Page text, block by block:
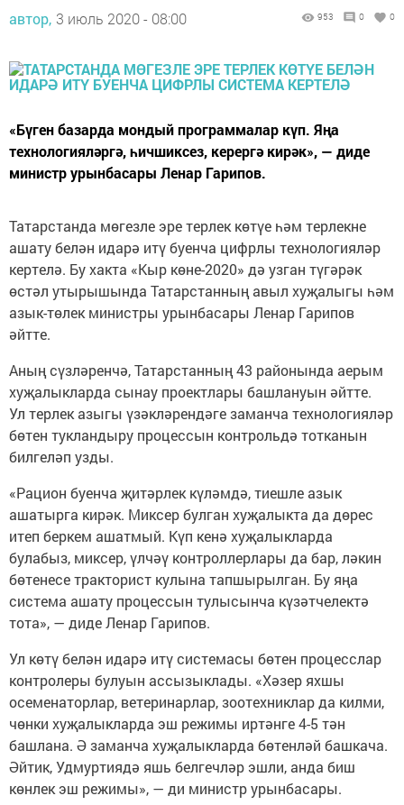
автор, 3 июль 2020 - 08:00 953 0 0
«Бүген базарда мондый программалар күп. Яңа
технологияләргә, һичшиксез, керергә кирәк», — диде
министр урынбасары Ленар Гарипов.
Татарстанда мөгезле эре терлек көтүе һәм терлекне
ашату белән идарә итү буенча цифрлы технологияләр
кертелә. Бу хакта «Кыр көне-2020» дә узган түгәрәк
өстәл утырышында Татарстанның авыл хуҗалыгы һәм
азык-төлек министры урынбасары Ленар Гарипов
әйтте.
Аның сүзләренчә, Татарстанның 43 районында аерым
хуҗалыкларда сынау проектлары башлануын әйтте.
Ул терлек азыгы үзәкләрендәге заманча технологияләр
бөтен тукландыру процессын контрольдә тотканын
билгеләп узды.
«Рацион буенча җитәрлек күләмдә, тиешле азык
ашатырга кирәк. Миксер булган хуҗалыкта да дөрес
итеп беркем ашатмый. Күп кенә хуҗалыкларда
булабыз, миксер, үлчәү контроллерлары да бар, ләкин
бөтенесе тракторист кулына тапшырылган. Бу яңа
система ашату процессын тулысынча күзәтчелектә
тота», — диде Ленар Гарипов.
Ул көтү белән идарә итү системасы бөтен процесслар
контролеры булуын ассызыклады. «Хәзер яхшы
осеменаторлар, ветеринарлар, зоотехниклар да килми,
чөнки хуҗалыкларда эш режимы иртәнге 4-5 тән
башлана. Ә заманча хуҗалыкларда бөтенләй башкача.
Әйтик, Удмуртиядә яшь белгечләр эшли, анда биш
көнлек эш режимы», — ди министр урынбасары.